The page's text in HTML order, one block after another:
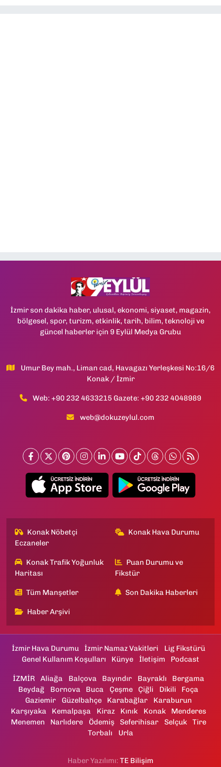
İzmir son dakika haber, ulusal, ekonomi, siyaset, magazin,
bölgesel, spor, turizm, etkinlik, tarih, bilim, teknoloji ve
güncel haberler için 9 Eylül Medya Grubu
Umur Bey mah., Liman cad, Havagazı Yerleşkesi No:16/6
Konak / İzmir
Web: +90 232 4633215 Gazete: +90 232 4048989
web@dokuzeylul.com
Konak Nöbetçi
Eczaneler
Konak Hava Durumu
Konak Trafik Yoğunluk
Haritası
Puan Durumu ve
Fikstür
Tüm Manşetler Son Dakika Haberleri
Haber Arşivi
İzmir Hava Durumu İzmir Namaz Vakitleri
Lig Fikstürü
Genel Kullanım Koşulları
Künye İletişim Podcast
İZMİR Aliağa Balçova Bayındır Bayraklı
Bergama
Beydağ
Bornova Buca Çeşme Çiğli Dikili
Foça
Gaziemir
Güzelbahçe Karabağlar
Karaburun
Karşıyaka
Kemalpaşa Kiraz Kınık Konak
Menderes
Menemen
Narlıdere Ödemiş Seferihisar Selçuk
Tire
Torbalı
Urla
Haber Yazılımı: TE Bilişim